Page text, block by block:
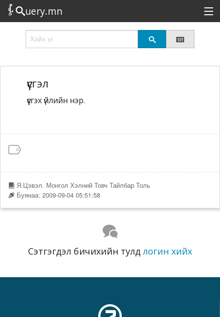
uery.mn
Сонирхолтой
Логин
үүсгэл
үүсгэх үйлийн нэр.
Я.Цэвэл. Монгол Хэлний Товч Тайлбар Толь
Буянаа: 2009-09-04 05:51:58
Сэтгэгдэл бичихийн тулд логин хийх